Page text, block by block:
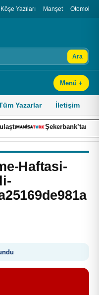
Köşe Yazıları Manşet Otomobil
Ara
Menü +
Yazarlar İletişim
Şekerbank’tan yılın ilk
Haftasi-